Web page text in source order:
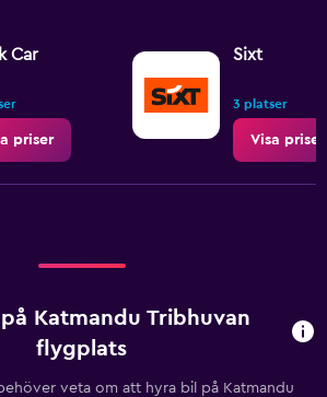
Car
priser
Sixt
3 platser
Visa priser
Katmandu Tribhuvan
flygplats
veta om att hyra bil på Katmandu